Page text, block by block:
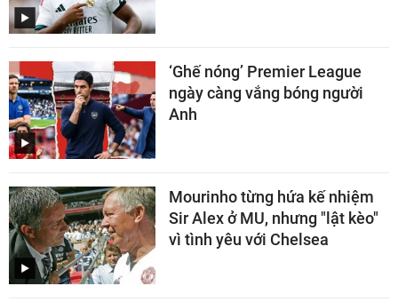
‘Ghế nóng’ Premier League
ngày càng vắng bóng người
Anh
Mourinho từng hứa kế nhiệm
Sir Alex ở MU, nhưng "lật kèo"
vì tình yêu với Chelsea